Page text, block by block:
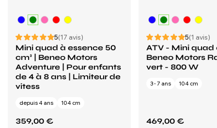
5(17 avis)
Mini quad à essence 50
cm³ | Beneo Motors
Adventure | Pour enfants
de 4 à 8 ans | Limiteur de
vitess
depuis 4 ans 104 cm
359,00 €
5(1 avis)
ATV - Mini
Beneo Motors
vert - 800 W
3 - 7 ans 104 cm
469,00 €